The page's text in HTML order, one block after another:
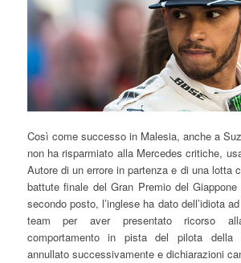
Così come successo in Malesia, anche a
non ha risparmiato alla Mercedes critiche,
Autore di un errore in partenza e di una lotta
battute finale del Gran Premio del
secondo posto, l’inglese ha dato dell’idiota
team per aver presentato ricorso
comportamento in pista del pilota della
annullato successivamente e dichiarazioni